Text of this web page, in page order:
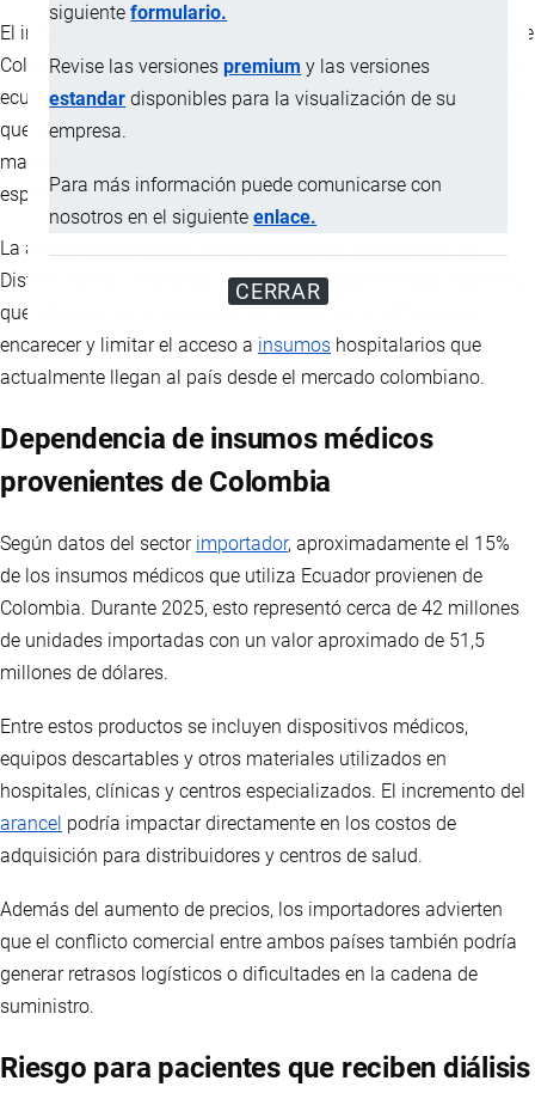
siguienteformulario.
Revise las versionespremium y las versiones
estandar disponibles para la visualización de su
empresa.
Para más información puede comunicarse con
nosotros en el siguienteenlace.
CERRAR
El incremento de aranceles a las importaciones provenientes de
Colombia está generando preocupación en el sistema de salud
ecuatoriano. Diversos gremios del sector médico han advertido
que la medida podría afectar el
materiales esenciales para tratamientos médicos,
especialmente los relacionados con la diálisis.
La alerta fue planteada por la Asociación Ecuatoriana de
Distribuidores e Importadores de Productos Médicos (Asedim),
que advierte que el aumento delgravamen
encarecer y limitar el acceso a insumos hospitalarios que
actualmente llegan al país desde el mercado colombiano.
Dependencia de insumos médicos
provenientes de Colombia
Según datos del sector importador, aproximadamente el 15%
de los insumos médicos que utiliza Ecuador provienen de
Colombia. Durante 2025, esto representó cerca de 42 millones
de unidades importadas con un valor aproximado de 51,5
millones de dólares.
Entre estos productos se incluyen dispositivos médicos,
equipos descartables y otros materiales utilizados en
hospitales, clínicas y centros especializados. El incremento del
arancel podría impactar directamente en los costos de
adquisición para distribuidores y centros de salud.
Además del aumento de precios, los importadores advierten
que el conflicto comercial entre ambos países también podría
generar retrasos logísticos o dificultades en la cadena de
suministro.
Riesgo para pacientes que reciben diálisis